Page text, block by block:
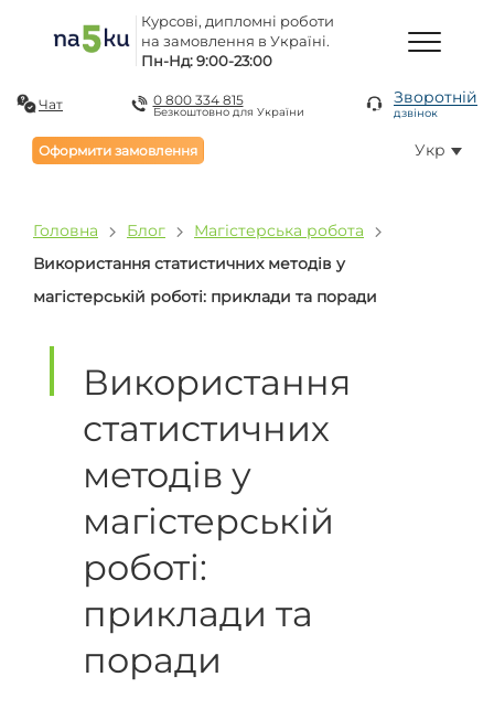
Курсові, дипломні роботи
на замовлення в Україні.
Пн-Нд: 9:00-23:00
Чат 0 800 334 815
Безкоштовно для України
Зворотній
дзвінок
Оформити замовлення Укр
Головна Блог
Магістерська робота
Використання статистичних методів у
магістерській роботі: приклади та поради
Використання
статистичних
методів у
магістерській
роботі:
приклади та
поради